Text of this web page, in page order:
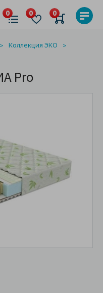
Коллекция ЭКО
Pro